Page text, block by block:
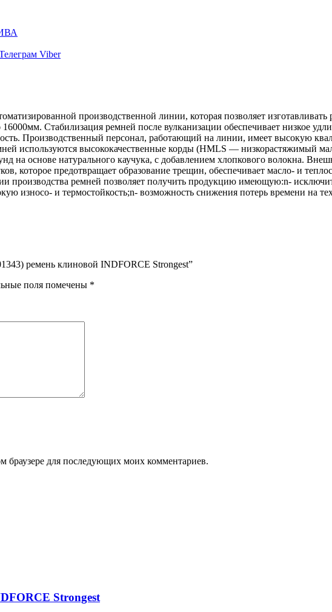
Viber
производственной линии, которая позволяет
Стабилизация ремней после вулканизации обеспечивает низкое
Производственный персонал, работающий на линии, имеет высокую
используются высококачественные корды (HMLS — низкорастяжимый
на основе натурального каучука, с добавлением хлопкового волокна.
которое предотвращает образование трещин, обеспечивает масло- и
производства ремней позволяет получить продукцию имеющую:n-
износо- и термостойкость;n- возможность снижения потерь времени на
ремень клиновой INDFORCE Strongest”
поля помечены *
браузере для последующих моих комментариев.
Strongest